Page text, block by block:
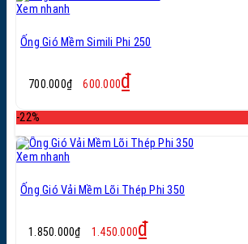
Xem nhanh
Ống Gió Mềm Simili Phi 250
700.000₫
Giá
gốc
600.000₫
-22%
Xem nhanh
Ống Gió Vải Mềm Lõi Thép Phi 350
1.850.000₫
gốc
1.450.000₫